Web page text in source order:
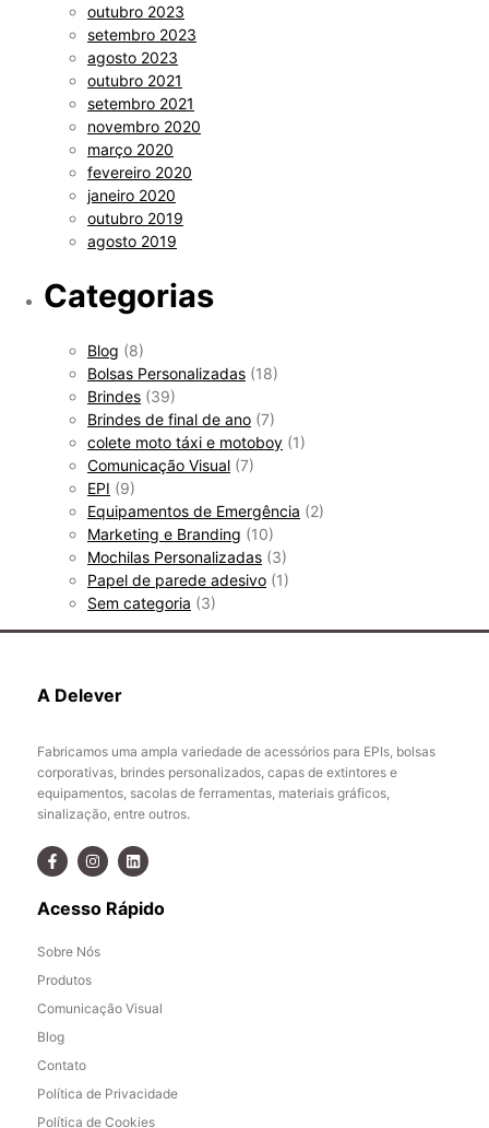
outubro 2023
setembro 2023
agosto 2023
outubro 2021
setembro 2021
novembro 2020
março 2020
fevereiro 2020
janeiro 2020
outubro 2019
agosto 2019
Categorias
Blog (8)
Bolsas Personalizadas (18)
Brindes (39)
Brindes de final de ano (7)
colete moto táxi e motoboy (1)
Comunicação Visual (7)
EPI (9)
Equipamentos de Emergência (2)
Marketing e Branding (10)
Mochilas Personalizadas (3)
Papel de parede adesivo (1)
Sem categoria (3)
A Delever
Fabricamos uma ampla variedade de acessórios para EPIs, bolsas
corporativas, brindes personalizados, capas de extintores e
equipamentos, sacolas de ferramentas, materiais gráficos,
sinalização, entre outros.
Acesso Rápido
Sobre Nós
Produtos
Comunicação Visual
Blog
Contato
Política de Privacidade
Política de Cookies